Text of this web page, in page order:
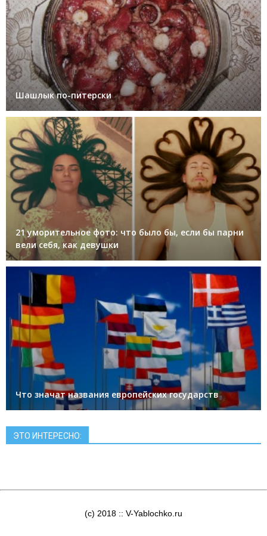
Шашлык по-питерски
21 уморительное фото: что было бы, если бы парни
вели себя, как девушки
Что значат названия европейских государств
ЭТО ИНТЕРЕСНО:
(c) 2018 :: V-Yablochko.ru